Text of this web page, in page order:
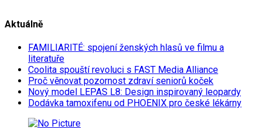
Aktuálně
FAMILIARITÉ: spojení ženských hlasů ve filmu a
literatuře
Coolita spouští revoluci s FAST Media Alliance
Proč věnovat pozornost zdraví seniorů koček
Nový model LEPAS L8: Design inspirovaný leopardy
Dodávka tamoxifenu od PHOENIX pro české lékárny